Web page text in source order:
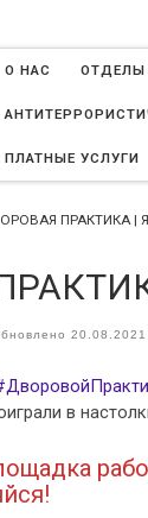
О НАС ОТДЕЛЫ
ПЛАТНЫЕ УСЛУГИ
ПРАКТИКА |
20.08.2021
в